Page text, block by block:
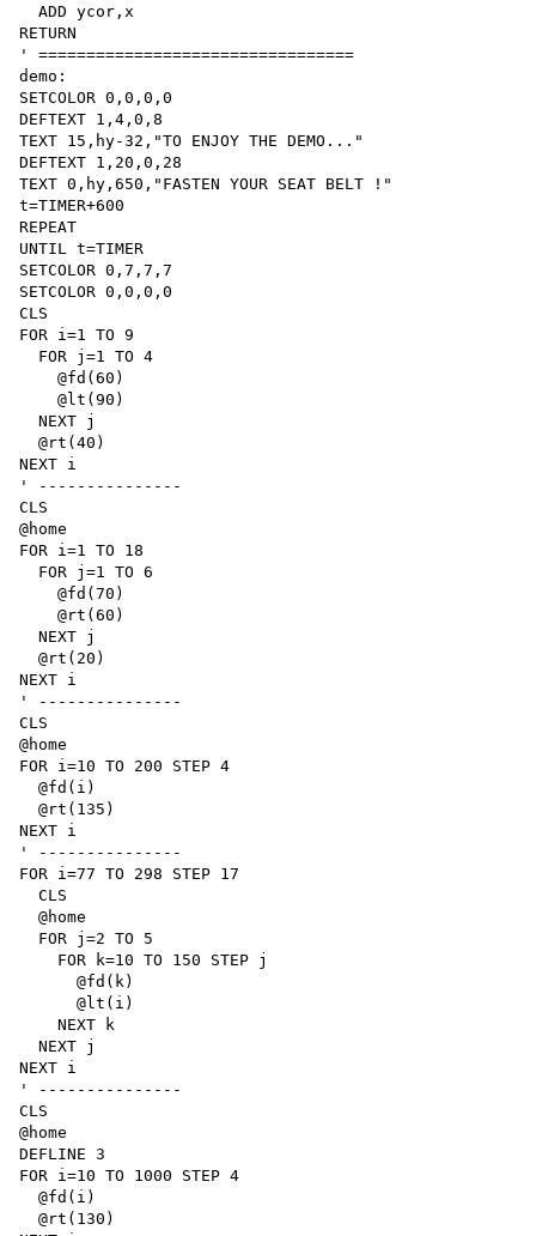
  ADD ycor,x
RETURN
' =================================
demo:
SETCOLOR 0,0,0,0
DEFTEXT 1,4,0,8
TEXT 15,hy-32,"TO ENJOY THE DEMO..."
DEFTEXT 1,20,0,28
TEXT 0,hy,650,"FASTEN YOUR SEAT BELT !"
t=TIMER+600
REPEAT
UNTIL t=TIMER
SETCOLOR 0,7,7,7
SETCOLOR 0,0,0,0
CLS
FOR i=1 TO 9
  FOR j=1 TO 4
    @fd(60)
    @lt(90)
  NEXT j
  @rt(40)
NEXT i
' ---------------
CLS
@home
FOR i=1 TO 18
  FOR j=1 TO 6
    @fd(70)
    @rt(60)
  NEXT j
  @rt(20)
NEXT i
' ---------------
CLS
@home
FOR i=10 TO 200 STEP 4
  @fd(i)
  @rt(135)
NEXT i
' ---------------
FOR i=77 TO 298 STEP 17
  CLS
  @home
  FOR j=2 TO 5
    FOR k=10 TO 150 STEP j
      @fd(k)
      @lt(i)
    NEXT k
  NEXT j
NEXT i
' ---------------
CLS
@home
DEFLINE 3
FOR i=10 TO 1000 STEP 4
  @fd(i)
  @rt(130)